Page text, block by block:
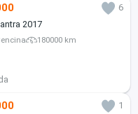
6
2017
180000 km
1